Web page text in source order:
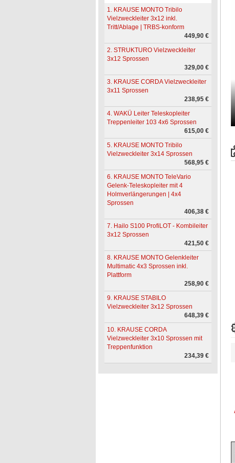
1. KRAUSE MONTO Tribilo
Vielzweckleiter 3x12 inkl.
Tritt/Ablage | TRBS-konform
449,90 €
2. STRUKTURO Vielzweckleiter
3x12 Sprossen
329,00 €
3. KRAUSE CORDA Vielzweckleiter
3x11 Sprossen
238,95 €
4. WAKÜ Leiter Teleskopleiter
Treppenleiter 103 4x6 Sprossen
615,00 €
5. KRAUSE MONTO Tribilo
Vielzweckleiter 3x14 Sprossen
568,95 €
6. KRAUSE MONTO TeleVario
Gelenk-Teleskopleiter mit 4
Holmverlängerungen | 4x4
Sprossen
406,38 €
7. Hailo S100 ProfiLOT - Kombileiter
3x12 Sprossen
421,50 €
8. KRAUSE MONTO Gelenkleiter
Multimatic 4x3 Sprossen inkl.
Plattform
258,90 €
9. KRAUSE STABILO
Vielzweckleiter 3x12 Sprossen
648,39 €
10. KRAUSE CORDA
Vielzweckleiter 3x10 Sprossen mit
Treppenfunktion
234,39 €